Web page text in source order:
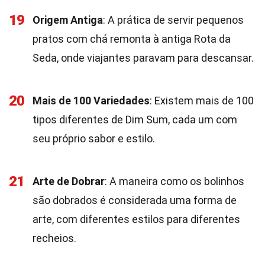
19 Origem Antiga: A prática de servir pequenos
pratos com chá remonta à antiga Rota da
Seda, onde viajantes paravam para descansar.
20 Mais de 100 Variedades: Existem mais de 100
tipos diferentes de Dim Sum, cada um com
seu próprio sabor e estilo.
21 Arte de Dobrar: A maneira como os bolinhos
são dobrados é considerada uma forma de
arte, com diferentes estilos para diferentes
recheios.